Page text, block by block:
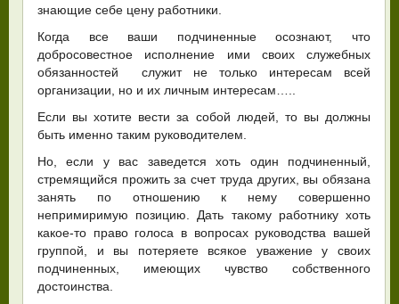
знающие себе цену работники.
Когда все ваши подчиненные осознают, что
добросовестное исполнение ими своих служебных
обязанностей служит не только интересам всей
организации, но и их личным интересам…..
Если вы хотите вести за собой людей, то вы должны
быть именно таким руководителем.
Но, если у вас заведется хоть один подчиненный,
стремящийся прожить за счет труда других, вы обязана
занять по отношению к нему совершенно
непримиримую позицию. Дать такому работнику хоть
какое-то право голоса в вопросах руководства вашей
группой, и вы потеряете всякое уважение у своих
подчиненных, имеющих чувство собственного
достоинства.